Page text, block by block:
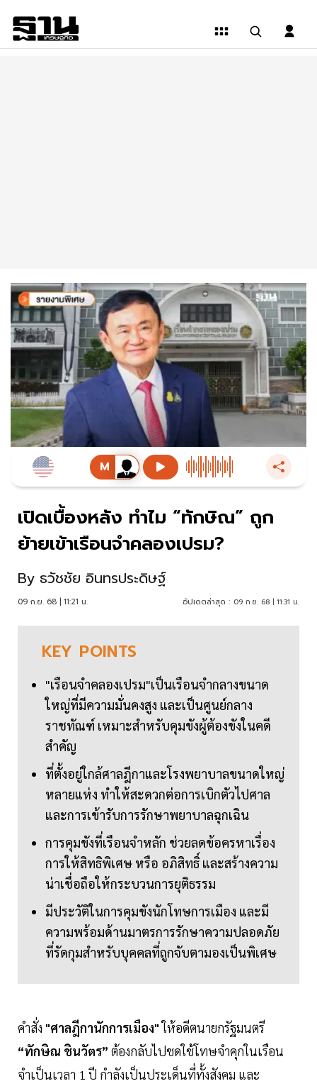
เปิดเบื้องหลัง ทำไม “ทักษิณ” ถูก
ย้ายเข้าเรือนจำคลองเปรม?
By ธวัชชัย อินทรประดิษฐ์
09 ก.ย. 68 | 11:21 น. อัปเดตล่าสุด : 09 ก.ย. 68 | 11:31 น.
KEY POINTS
"เรือนจำคลองเปรม"เป็นเรือนจำกลางขนาด
ใหญ่ที่มีความมั่นคงสูง และเป็นศูนย์กลาง
ราชทัณฑ์ เหมาะสำหรับคุมขังผู้ต้องขังในคดี
สำคัญ
ที่ตั้งอยู่ใกล้ศาลฎีกาและโรงพยาบาลขนาดใหญ่
หลายแห่ง ทำให้สะดวกต่อการเบิกตัวไปศาล
และการเข้ารับการรักษาพยาบาลฉุกเฉิน
การคุมขังที่เรือนจำหลัก ช่วยลดข้อครหาเรื่อง
การให้สิทธิพิเศษ หรือ อภิสิทธิ์ และสร้างความ
น่าเชื่อถือให้กระบวนการยุติธรรม
มีประวัติในการคุมขังนักโทษการเมือง และมี
ความพร้อมด้านมาตรการรักษาความปลอดภัย
ที่รัดกุมสำหรับบุคคลที่ถูกจับตามองเป็นพิเศษ
คำสั่ง "ศาลฎีกานักการเมือง"ให้อดีตนายกรัฐมนตรี
“ทักษิณ ชินวัตร” ต้องกลับไปชดใช้โทษจำคุกในเรือน
จำเป็นเวลา 1 ปี กำลังเป็นประเด็นที่ทั้งสังคม และ